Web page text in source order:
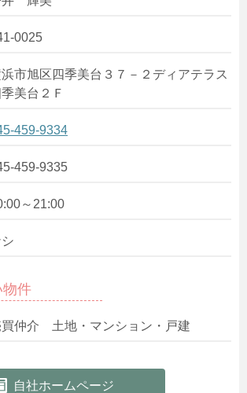
0025
市旭区四季美台３７－２ディアテラス
季美台２Ｆ
459-9334
459-9335
～21:00
物件
仲介 土地・マンション・戸建
自社ホームページ